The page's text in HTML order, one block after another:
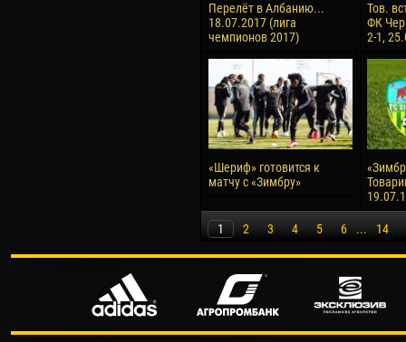
Перелёт в Албанию...
18.07.2017 (лига
чемпионов 2017)
Тов.
ФК
2-1,
«Шериф» готовится к
матчу с «Зимбру»
1 2 3 4 5 6 ... 14